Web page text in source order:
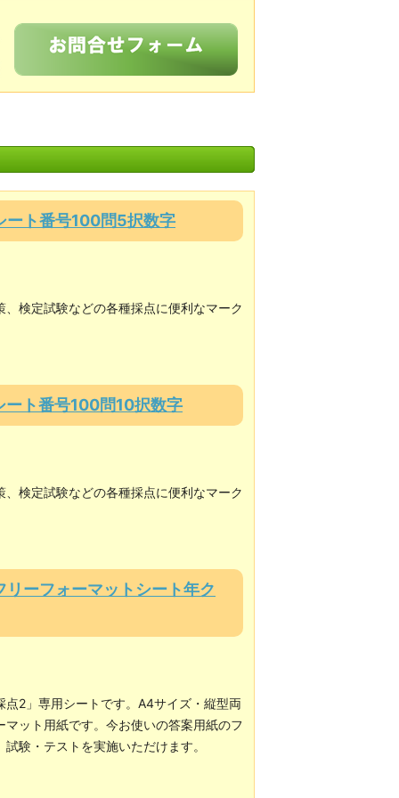
ト番号100問5択数字
検定試験などの各種採点に便利なマーク
ト番号100問10択数字
検定試験などの各種採点に便利なマーク
ーフォーマットシート年ク
2」専用シートです。A4サイズ・縦型両
ット用紙です。今お使いの答案用紙のフ
験・テストを実施いただけます。